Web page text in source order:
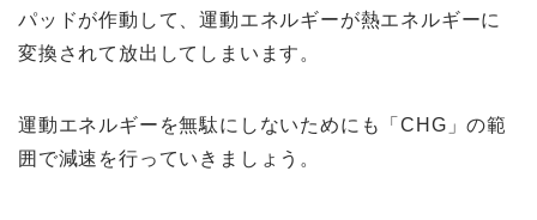
パッドが作動して、運動エネルギーが熱エネルギーに
変換されて放出してしまいます。
運動エネルギーを無駄にしないためにも「CHG」の範
囲で減速を行っていきましょう。